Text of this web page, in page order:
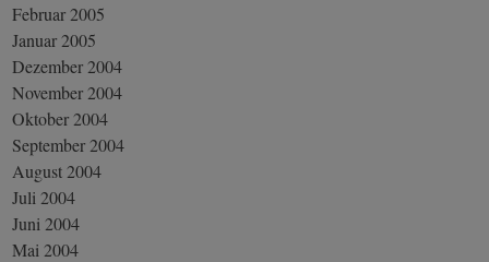
Februar 2005
Januar 2005
Dezember 2004
November 2004
Oktober 2004
September 2004
August 2004
Juli 2004
Juni 2004
Mai 2004